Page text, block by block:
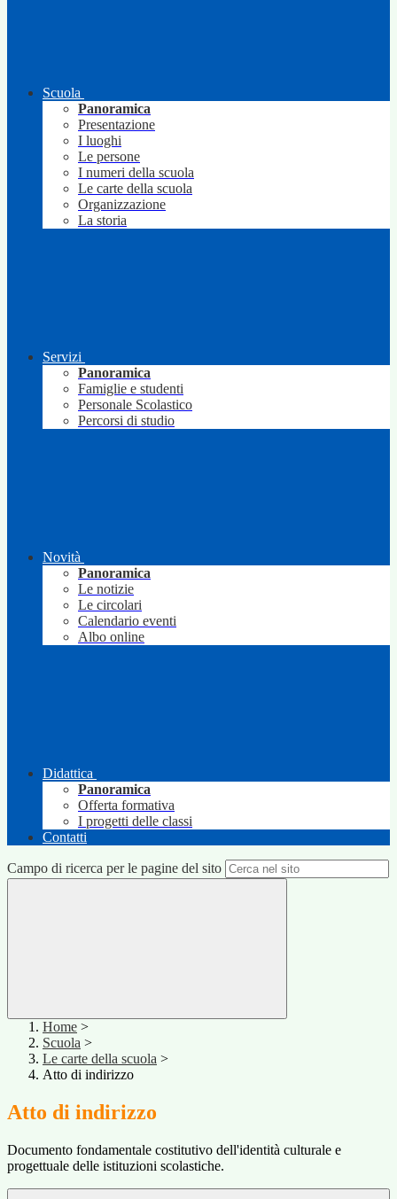
Scuola
Panoramica
Presentazione
I luoghi
Le persone
I numeri della scuola
Le carte della scuola
Organizzazione
La storia
Servizi
Panoramica
Famiglie e studenti
Personale Scolastico
Percorsi di studio
Novità
Panoramica
Le notizie
Le circolari
Calendario eventi
Albo online
Didattica
Panoramica
Offerta formativa
I progetti delle classi
Contatti
Campo di ricerca per le pagine del sito
Home >
Scuola >
Le carte della scuola >
Atto di indirizzo
Atto di indirizzo
Documento fondamentale costitutivo dell'identità culturale e
progettuale delle istituzioni scolastiche.